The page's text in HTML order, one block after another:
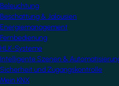
Beleuchtung
Beschattung & Jalousien
Energiemanagement
Fernbedienung
HLK-Systeme
Intelligente Szenen &
Sicherheit und Zugangskontrolle
Mein KNX